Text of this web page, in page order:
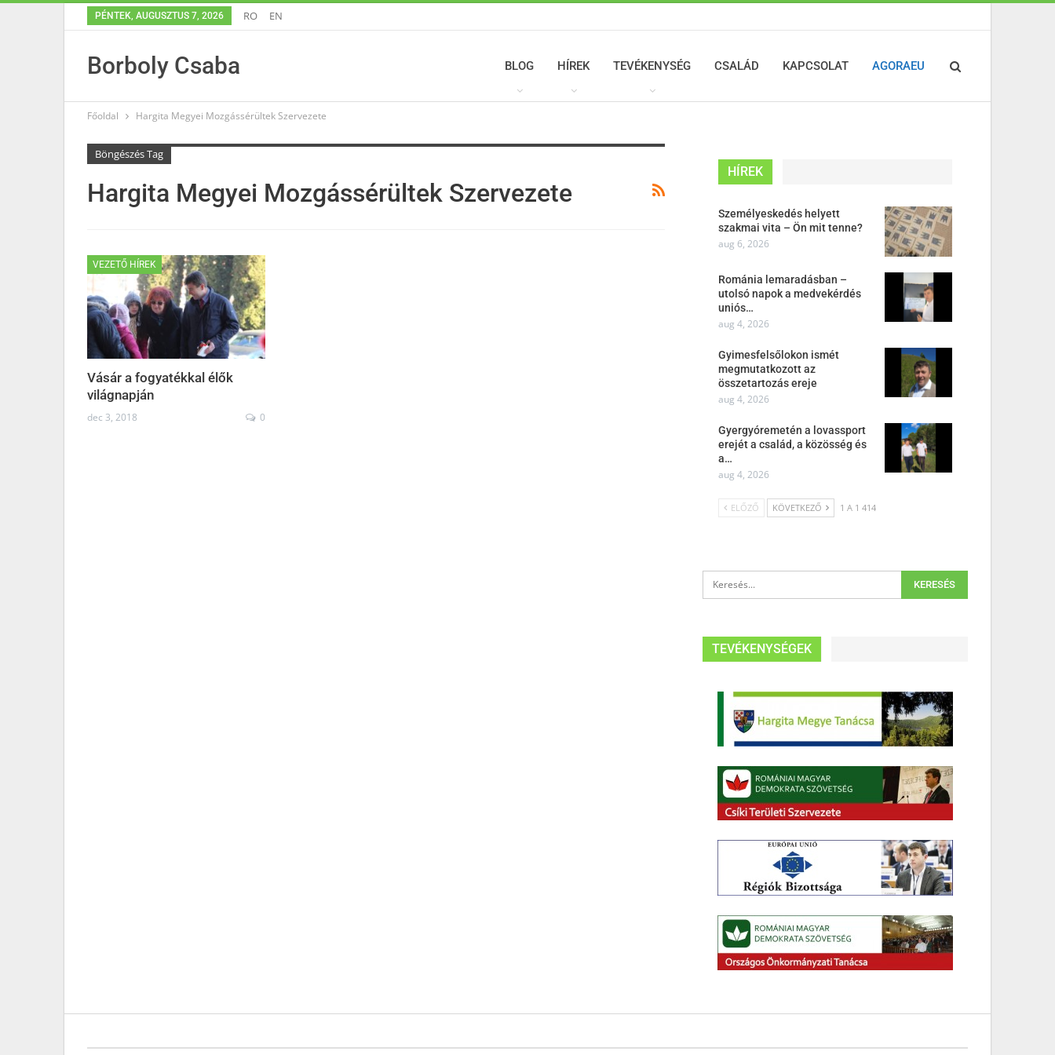
PÉNTEK, AUGUSZTUS 7, 2026 RO EN
Borboly Csaba BLOG HÍREK TEVÉKENYSÉG CSALÁD KAPCSOLAT AGORAEU
Főoldal Hargita Megyei Mozgássérültek Szervezete
Böngészés Tag
Hargita Megyei Mozgássérültek Szervezete
VEZETŐ HÍREK
Vásár a fogyatékkal élők
világnapján
dec 3, 2018 0
HÍREK
Személyeskedés helyett
szakmai vita – Ön mit tenne?
aug 6, 2026
Románia lemaradásban –
utolsó napok a medvekérdés
uniós…
aug 4, 2026
Gyimesfelsőlokon ismét
megmutatkozott az
összetartozás ereje
aug 4, 2026
Gyergyóremetén a lovassport
erejét a család, a közösség és
a…
aug 4, 2026
ELŐZŐ KÖVETKEZŐ 1 A 1 414
TEVÉKENYSÉGEK